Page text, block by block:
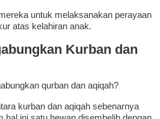
untuk melaksanakan perayaan
atas kelahiran anak.
Kurban dan
qurban dan aqiqah?
kurban dan aqiqah sebenarnya